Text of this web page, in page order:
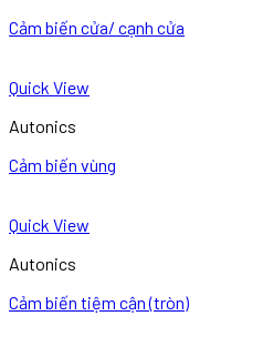
Cảm biến cửa/ cạnh cửa
Quick View
Autonics
Cảm biến vùng
Quick View
Autonics
Cảm biến tiệm cận (tròn)